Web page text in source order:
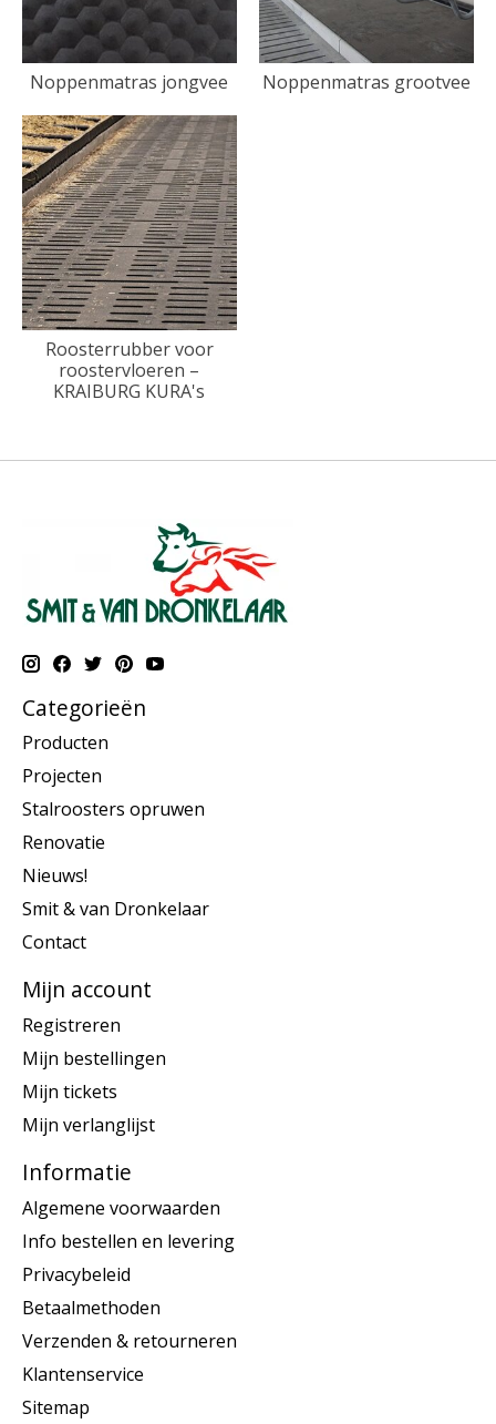
Noppenmatras jongvee Noppenmatras grootvee
Roosterrubber voor
roostervloeren –
KRAIBURG KURA's
Categorieën
Producten
Projecten
Stalroosters opruwen
Renovatie
Nieuws!
Smit & van Dronkelaar
Contact
Mijn account
Registreren
Mijn bestellingen
Mijn tickets
Mijn verlanglijst
Informatie
Algemene voorwaarden
Info bestellen en levering
Privacybeleid
Betaalmethoden
Verzenden & retourneren
Klantenservice
Sitemap